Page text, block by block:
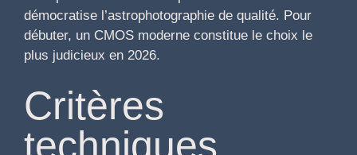
démocratise l’astrophotographie de qualité. Pour
débuter, un CMOS moderne constitue le choix le
plus judicieux en 2026.
Critères
techniques